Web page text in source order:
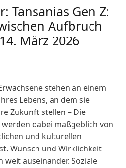
Tansanias Gen Z:
Aufbruch
März 2026
stehen an einem
Lebens, an dem sie
Zukunft stellen – Die
dabei maßgeblich von
und kulturellen
Wunsch und Wirklichkeit
weit auseinander. Soziale